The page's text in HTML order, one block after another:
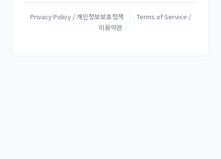
Privacy Policy / 개인정보보호정책 |
Terms of Service /
이용약관